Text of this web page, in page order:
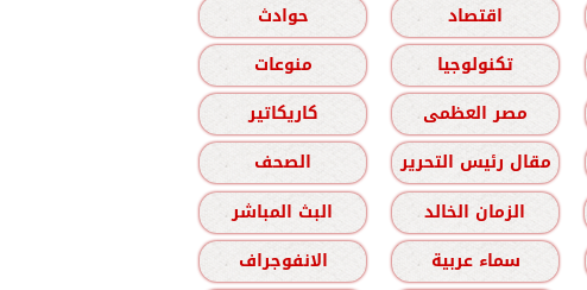
اقتصاد
حوادث
تكنولوجيا
منوعات
مصر العظمى
كاريكاتير
مقال رئيس التحرير
الصحف
الزمان الخالد
البث المباشر
سماء عربية الانفوجراف